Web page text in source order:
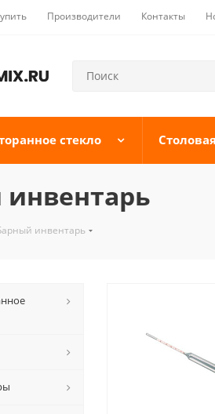
Производители Контакты
стекло
инвентарь